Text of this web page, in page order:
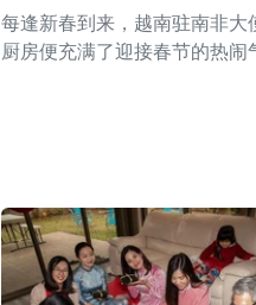
每逢新春到来，越南驻南非大
厨房便充满了迎接春节的热闹